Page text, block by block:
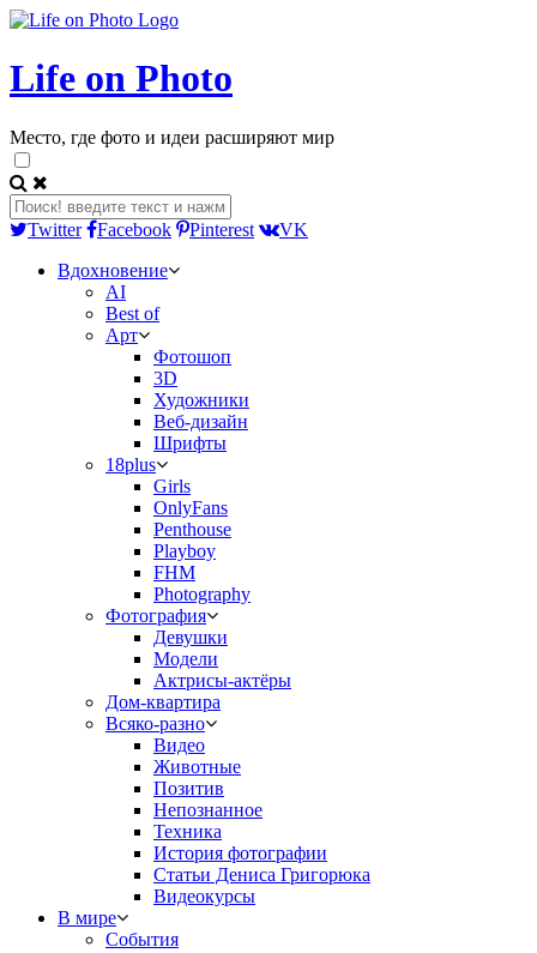
Life on Photo
Место, где фото и идеи расширяют мир
Twitter Facebook Pinterest
VK
Вдохновение
AI
Best of
Арт
Фотошоп
3D
Художники
Веб-дизайн
Шрифты
18plus
Girls
OnlyFans
Penthouse
Playboy
FHM
Photography
Фотография
Девушки
Модели
Актрисы-актёры
Дом-квартира
Всяко-разно
Видео
Животные
Позитив
Непознанное
Техника
История фотографии
Статьи Дениса Григорюка
Видеокурсы
В мире
События